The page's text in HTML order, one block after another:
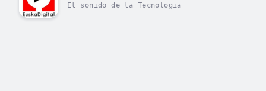
El sonido de la Tecnologia